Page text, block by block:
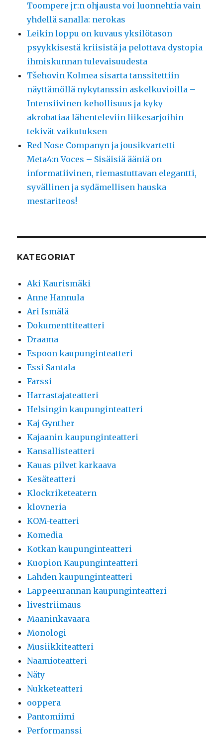
Toompere jr:n ohjausta voi luonnehtia vain
yhdellä sanalla: nerokas
Leikin loppu on kuvaus yksilötason
psyykkisestä kriisistä ja pelottava dystopia
ihmiskunnan tulevaisuudesta
Tšehovin Kolmea sisarta tanssitettiin
näyttämöllä nykytanssin askelkuvioilla –
Intensiivinen kehollisuus ja kyky
akrobatiaa lähenteleviin liikesarjoihin
tekivät vaikutuksen
Red Nose Companyn ja jousikvartetti
Meta4:n Voces – Sisäisiä ääniä on
informatiivinen, riemastuttavan elegantti,
syvällinen ja sydämellisen hauska
mestariteos!
KATEGORIAT
Aki Kaurismäki
Anne Hannula
Ari Ismälä
Dokumenttiteatteri
Draama
Espoon kaupunginteatteri
Essi Santala
Farssi
Harrastajateatteri
Helsingin kaupunginteatteri
Kaj Gynther
Kajaanin kaupunginteatteri
Kansallisteatteri
Kauas pilvet karkaava
Kesäteatteri
Klockriketeatern
klovneria
KOM-teatteri
Komedia
Kotkan kaupunginteatteri
Kuopion Kaupunginteatteri
Lahden kaupunginteatteri
Lappeenrannan kaupunginteatteri
livestriimaus
Maaninkavaara
Monologi
Musiikkiteatteri
Naamioteatteri
Näty
Nukketeatteri
ooppera
Pantomiimi
Performanssi